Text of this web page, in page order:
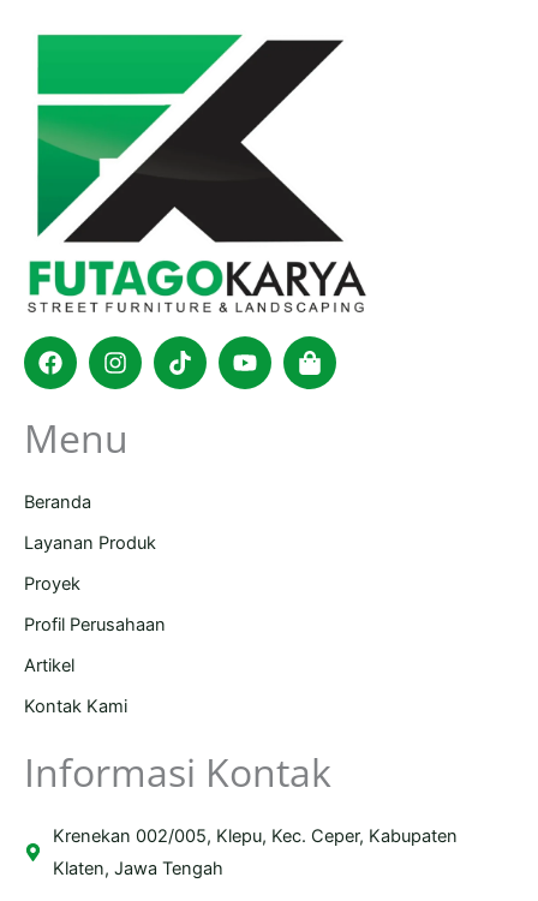
FacebookInstagram
TiktokYoutubeShopping-
bag
Menu
Beranda
Layanan Produk
Proyek
Profil Perusahaan
Artikel
Kontak Kami
Informasi Kontak
Krenekan 002/005, Klepu, Kec. Ceper, Kabupaten
Klaten, Jawa Tengah